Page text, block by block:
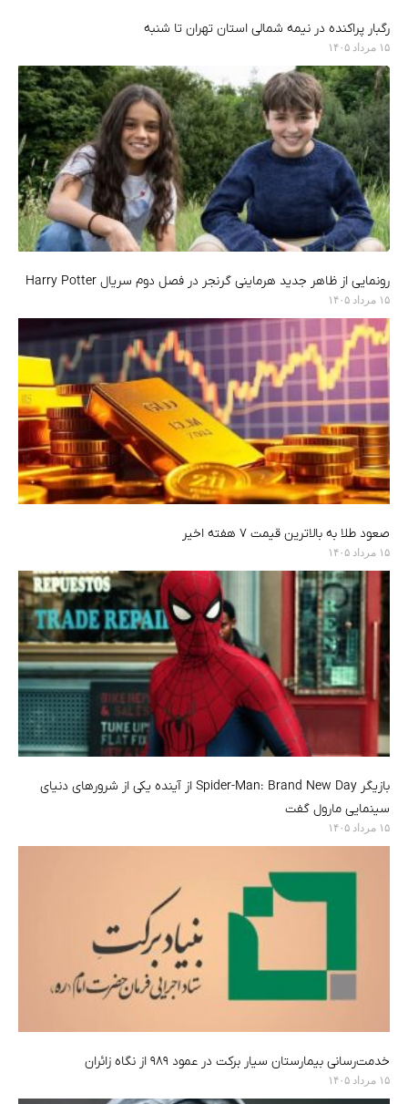
رگبار پراکنده در نیمه شمالی استان تهران تا شنبه
۱۵ مرداد ۱۴۰۵
رونمایی از ظاهر جدید هرماینی گرنجر در فصل دوم سریال Harry Potter
۱۵ مرداد ۱۴۰۵
صعود طلا به بالاترین قیمت ۷ هفته اخیر
۱۵ مرداد ۱۴۰۵
بازیگر Spider-Man: Brand New Day از آینده یکی از شرورهای دنیای
سینمایی مارول گفت
۱۵ مرداد ۱۴۰۵
خدمت‌رسانی بیمارستان سیار برکت در عمود ۹۸۹ از نگاه زائران
۱۵ مرداد ۱۴۰۵